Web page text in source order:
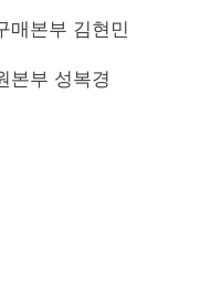
본부 김현민
부 성복경